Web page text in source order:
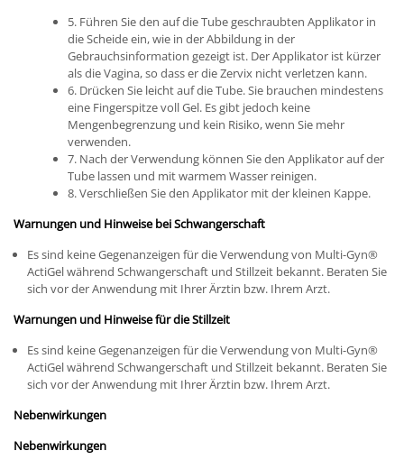
5. Führen Sie den auf die Tube geschraubten Applikator in
die Scheide ein, wie in der Abbildung in der
Gebrauchsinformation gezeigt ist. Der Applikator ist kürzer
als die Vagina, so dass er die Zervix nicht verletzen kann.
6. Drücken Sie leicht auf die Tube. Sie brauchen mindestens
eine Fingerspitze voll Gel. Es gibt jedoch keine
Mengenbegrenzung und kein Risiko, wenn Sie mehr
verwenden.
7. Nach der Verwendung können Sie den Applikator auf der
Tube lassen und mit warmem Wasser reinigen.
8. Verschließen Sie den Applikator mit der kleinen Kappe.
Warnungen und Hinweise bei Schwangerschaft
Es sind keine Gegenanzeigen für die Verwendung von Multi-Gyn®
ActiGel während Schwangerschaft und Stillzeit bekannt. Beraten Sie
sich vor der Anwendung mit Ihrer Ärztin bzw. Ihrem Arzt.
Warnungen und Hinweise für die Stillzeit
Es sind keine Gegenanzeigen für die Verwendung von Multi-Gyn®
ActiGel während Schwangerschaft und Stillzeit bekannt. Beraten Sie
sich vor der Anwendung mit Ihrer Ärztin bzw. Ihrem Arzt.
Nebenwirkungen
Nebenwirkungen